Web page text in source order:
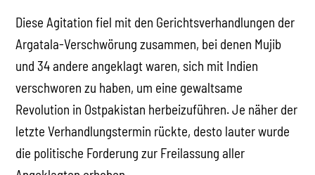
Diese Agitation fiel mit den Gerichtsverhandlungen der
Argatala-Verschwörung zusammen, bei denen Mujib
und 34 andere angeklagt waren, sich mit Indien
verschworen zu haben, um eine gewaltsame
Revolution in Ostpakistan herbeizuführen. Je näher der
letzte Verhandlungstermin rückte, desto lauter wurde
die politische Forderung zur Freilassung aller